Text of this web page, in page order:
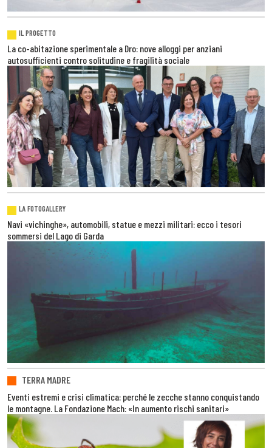
IL PROGETTO
La co-abitazione sperimentale a Dro: nove alloggi per anziani
autosufficienti contro solitudine e fragilità sociale
LA FOTOGALLERY
Navi «vichinghe», automobili, statue e mezzi militari: ecco i tesori
sommersi del Lago di Garda
TERRA MADRE
Eventi estremi e crisi climatica: perché le zecche stanno conquistando
le montagne. La Fondazione Mach: «In aumento rischi sanitari»